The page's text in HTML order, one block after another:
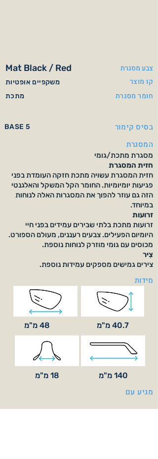
Mat Black / Red צבע מסגרת
משקפיים אופטיות קו מוצר
מתכת חומר מסגרת
בסיס קימור BASE 5
המסגרת
מסגרת מתכת/גומי
חזית המסגרת
חזית המסגרת עשויה מתכת חזקה העומדת בפני
פגיעות יומיומיות. החומר הקל המשקל והאלגנטי
הזה גם עוזר להפוך את המסגרות האלה לנוחות
במיוחד.
זרועות
זרועות מתכת בלתי שבירים עמידים בפני חיי
היומיום הפעילים. צבעים רעננים, מעולם הספורט.
מכוסים עם גומי מוזרק לנוחות נוספת.
צִיר
צירים גמישים מספקים עמידות נוספת.
מידות
48 מ"מ
18 מ"מ
40.7 מ"מ
140 מ"מ
מגיע עם